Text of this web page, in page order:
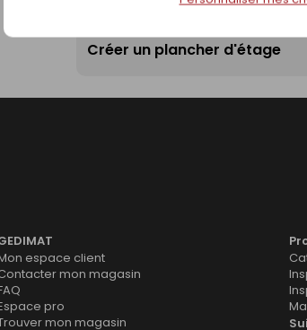
Créer un plancher d'étage
espace client
mon magasin
pro
mon magasin